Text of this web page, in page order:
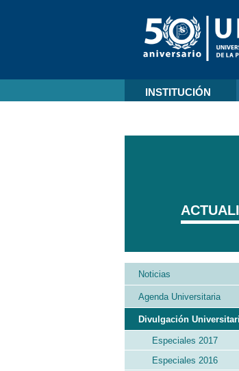
INSTITUCIÓN
Noticias
Agenda Universitaria
Divulgación
Especiales 2017
Especiales 2016